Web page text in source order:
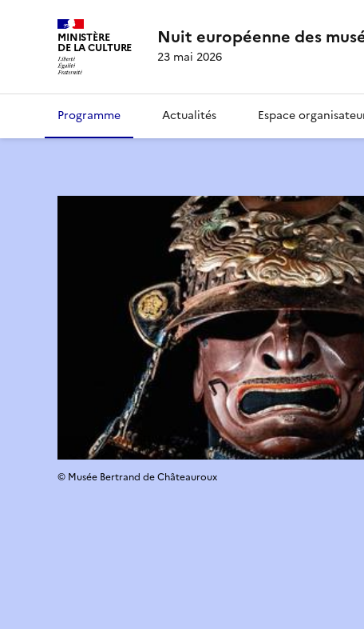
MINISTÈRE
DE LA CULTURE Nuit européenne des
23 mai 2026
Programme Actualités Espace
© Musée Bertrand de Châteauroux